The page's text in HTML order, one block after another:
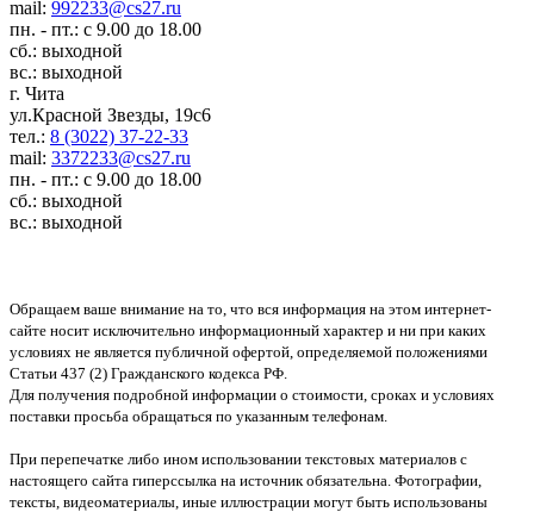
mail: 992233@cs27.ru
пн. - пт.: с 9.00 до 18.00
сб.: выходной
вс.: выходной
г. Чита
ул.Красной Звезды, 19с6
тел.: 8 (3022) 37-22-33
mail: 3372233@cs27.ru
пн. - пт.: с 9.00 до 18.00
сб.: выходной
вс.: выходной
Обращаем ваше внимание на то, что вся информация на этом интернет-
сайте носит исключительно информационный характер и ни при каких
условиях не является публичной офертой, определяемой положениями
Статьи 437 (2) Гражданского кодекса РФ.
Для получения подробной информации о стоимости, сроках и условиях
поставки просьба обращаться по указанным телефонам.
При перепечатке либо ином использовании текстовых материалов с
настоящего сайта гиперссылка на источник обязательна. Фотографии,
тексты, видеоматериалы, иные иллюстрации могут быть использованы